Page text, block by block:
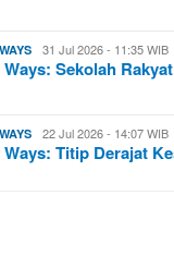
31 Jul 2026 - 11:35 WIB
Sekolah
22 Jul 2026 - 14:07 WIB
Titip Derajat